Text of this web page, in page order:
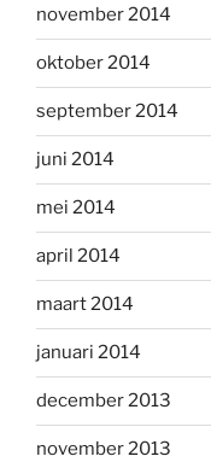
november 2014
oktober 2014
september 2014
juni 2014
mei 2014
april 2014
maart 2014
januari 2014
december 2013
november 2013